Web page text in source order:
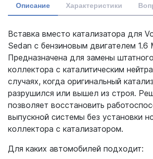
Описание Характеристики
Вставка вместо катализатора для
Sedan с бензиновым двигателем 1.6
Предназначена для замены
коллектора с каталитическим
случаях, когда оригинальный
разрушился или вышел из строя.
позволяет восстановить
выпускной системы без установки
коллектора с катализатором.
Для каких автомобилей подходит: